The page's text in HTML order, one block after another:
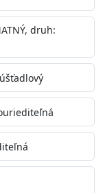
druh: